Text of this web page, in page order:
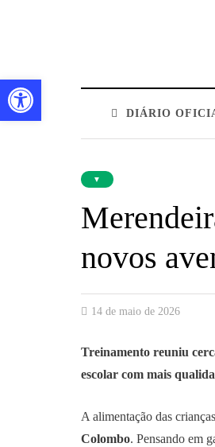
DIÁRIO
▼
novos
14 de maio de 2026
Treinamento reuniu
escolar com mais
A alimentação das
Colombo. Pensando em
Barra de Ferramentas Aberta